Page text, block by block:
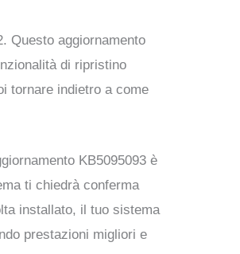
Questo aggiornamento
di ripristino
tornare indietro a come
KB5095093 è
ti chiedrà conferma
installato, il tuo sistema
prestazioni migliori e